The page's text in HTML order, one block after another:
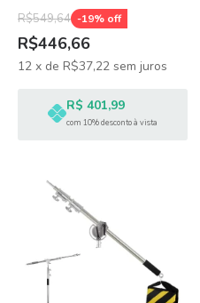
R$549,64 -19% off
R$446,66
12 x de R$37,22 sem juros
R$ 401,99
com 10% desconto à vista